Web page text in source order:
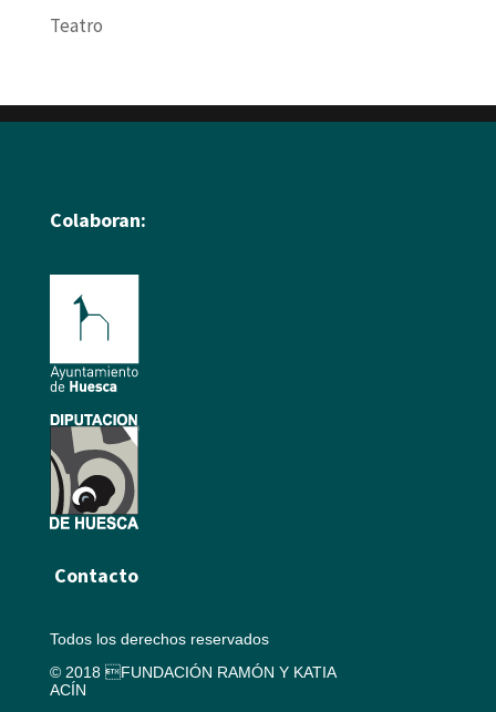
Teatro
Colaboran:
Contacto
Todos los derechos reservados
© 2018 FUNDACIÓN RAMÓN Y KATIA
ACÍN